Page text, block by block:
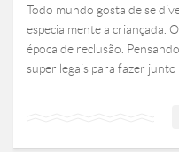
Todo mundo gosta de se
especialmente a criançada.
época de reclusão.
super legais para fazer junto